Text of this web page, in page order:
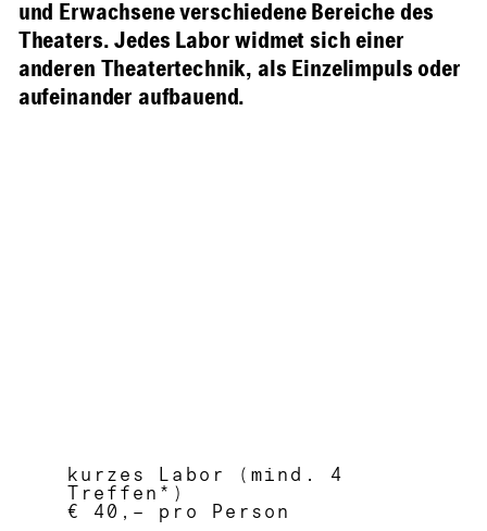
und Erwachsene verschiedene Bereiche des
Theaters. Jedes Labor widmet sich einer
anderen Theatertechnik, als Einzelimpuls oder
aufeinander aufbauend.
kurzes Labor (mind. 4
Treffen*)
€ 40,– pro Person